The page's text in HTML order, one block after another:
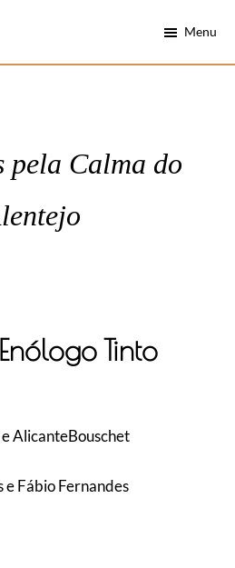
Menu
pela Calma do
Tinto
AlicanteBouschet
e Fábio Fernandes